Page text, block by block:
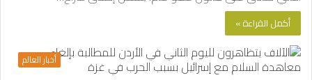
أكمل القراءة »
أخبار العالم